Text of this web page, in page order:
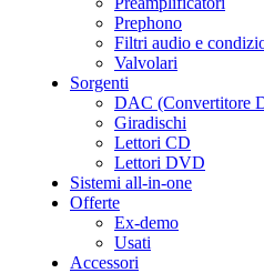
Prephono
Filtri audio e
Valvolari
Sorgenti
DAC (Convertitore
Giradischi
Lettori CD
Lettori DVD
Sistemi all-in-one
Offerte
Ex-demo
Usati
Accessori